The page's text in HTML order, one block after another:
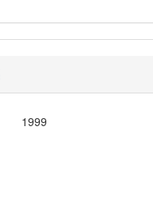
1999